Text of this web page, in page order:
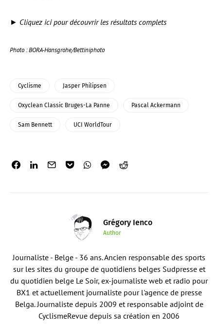
► Cliquez ici pour découvrir les résultats complets
Photo : BORA-Hansgrohe/Bettiniphoto
Cyclisme Jasper Philipsen
Oxyclean Classic Bruges-La Panne Pascal Ackermann
Sam Bennett UCI WorldTour
Grégory Ienco
Author
Journaliste - Belge - 36 ans. Ancien responsable des sports
sur les sites du groupe de quotidiens belges Sudpresse et
du quotidien belge Le Soir, ex-journaliste web et radio pour
BX1 et actuellement journaliste pour l'agence de presse
Belga. Journaliste depuis 2009 et responsable adjoint de
CyclismeRevue depuis sa création en 2006